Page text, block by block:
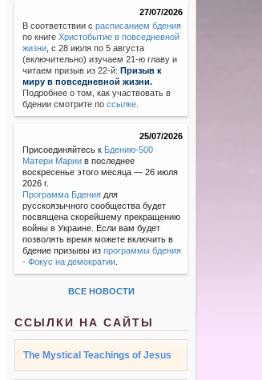
27/07/2026
В соответствии с расписанием бдения
по книгеХристобытие в повседневной
жизни с 28 июля по 5 августа
(включительно) изучаем 21-ю главу и
читаем призыв из 22-й: Призыв к
миру в повседневной жизни.
Подробнее о том, как участвовать в
бдении смотрите поссылке
25/07/2026
Присоединяйтесь к Бдению-500
Матери Марии в последнее
воскресенье этого месяца — 26 июля
2026 г.
Программа Бдения для
русскоязычного сообщества будет
посвящена скорейшему прекращению
войны в Украине. Если вам будет
позволять время можете включить в
бдение призывы изпрограммы бдения
- Фокус на демократии
ВСЕ НОВОСТИ
ССЫЛКИ НА САЙТЫ
The Mystical Teachings of Jesus